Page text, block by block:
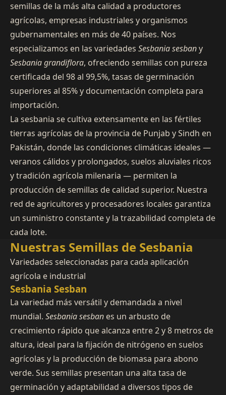
semillas de la más alta calidad a productores
agrícolas, empresas industriales y organismos
gubernamentales en más de 40 países. Nos
especializamos en las variedades Sesbania sesbany
Sesbania grandiflora, ofreciendo semillas con pureza
certificada del 98 al 99,5%, tasas de germinación
superiores al 85% y documentación completa para
importación.
La sesbania se cultiva extensamente en las fértiles
tierras agrícolas de la provincia de Punjab y Sindh en
Pakistán, donde las condiciones climáticas ideales —
veranos cálidos y prolongados, suelos aluviales ricos
y tradición agrícola milenaria — permiten la
producción de semillas de calidad superior. Nuestra
red de agricultores y procesadores locales garantiza
un suministro constante y la trazabilidad completa de
cada lote.
Nuestras Semillas de Sesbania
Variedades seleccionadas para cada aplicación
agrícola e industrial
Sesbania Sesban
La variedad más versátil y demandada a nivel
mundial. Sesbania sesban es un arbusto de
crecimiento rápido que alcanza entre 2 y 8 metros de
altura, ideal para la fijación de nitrógeno en suelos
agrícolas y la producción de biomasa para abono
verde. Sus semillas presentan una alta tasa de
germinación y adaptabilidad a diversos tipos de